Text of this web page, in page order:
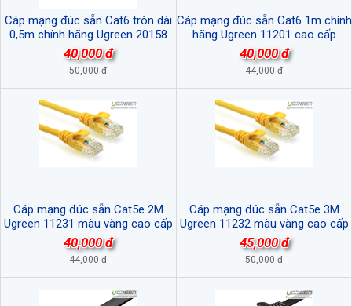
Cáp mạng đúc sẵn Cat6 tròn dài
0,5m chính hãng Ugreen 20158
cao cấp
40,000 đ
50,000 đ
Cáp mạng đúc sẵn Cat6 1m chính
hãng Ugreen 11201 cao cấp
40,000 đ
44,000 đ
Cáp mạng đúc sẵn Cat5e 2M
Ugreen 11231 màu vàng cao cấp
40,000 đ
44,000 đ
Cáp mạng đúc sẵn Cat5e 3M
Ugreen 11232 màu vàng cao cấp
45,000 đ
50,000 đ